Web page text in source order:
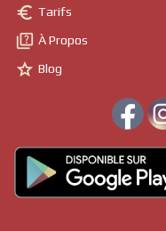
 Tarifs
 À Propos
 Blog